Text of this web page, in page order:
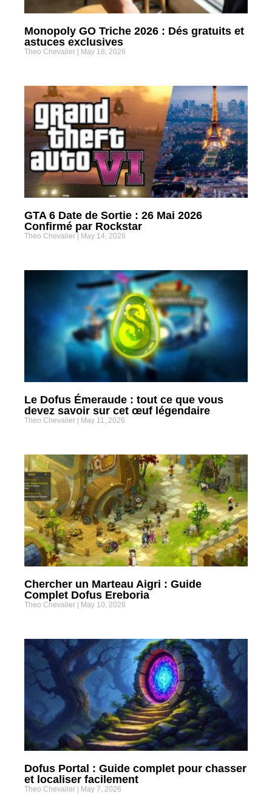
Monopoly GO Triche 2026 : Dés gratuits et
astuces exclusives
Theo Chevalier May 18, 2026
GTA 6 Date de Sortie : 26 Mai 2026
Confirmé par Rockstar
Theo Chevalier May 14, 2026
Le Dofus Émeraude : tout ce que vous
devez savoir sur cet œuf légendaire
Theo Chevalier May 11, 2026
Chercher un Marteau Aigri : Guide
Complet Dofus Ereboria
Theo Chevalier May 10, 2026
Dofus Portal : Guide complet pour chasser
et localiser facilement
Theo Chevalier May 7, 2026